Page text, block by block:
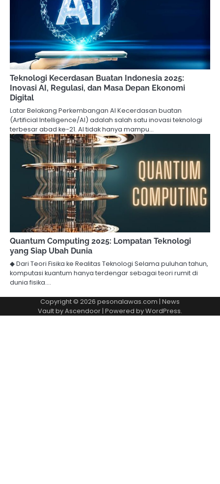
Teknologi Kecerdasan Buatan Indonesia 2025:
Inovasi AI, Regulasi, dan Masa Depan Ekonomi
Digital
Latar Belakang Perkembangan AI Kecerdasan buatan
(Artificial Intelligence/AI) adalah salah satu inovasi teknologi
terbesar abad ke-21. AI tidak hanya mampu…
Quantum Computing 2025: Lompatan Teknologi
yang Siap Ubah Dunia
◆ Dari Teori Fisika ke Realitas Teknologi Selama puluhan tahun,
komputasi kuantum hanya terdengar sebagai teori rumit di
dunia fisika.…
Copyright © 2026 pesonalawas.com | News
Vault byAscendoor| Powered byWordPress.